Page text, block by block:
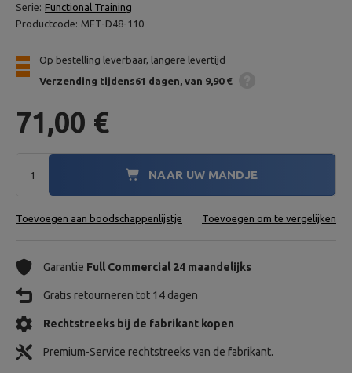
Serie: Functional Training
Productcode: MFT-D48-110
Op bestelling leverbaar, langere levertijd
Verzending tijdens61 dagen van 9,90 €
71,00 €
NAAR UW MANDJE
Toevoegen aan boodschappenlijstje Toevoegen om te vergelijken
Garantie Full Commercial 24 maandelijks
Gratis retourneren tot 14 dagen
Rechtstreeks bij de fabrikant kopen
Premium-Service rechtstreeks van de fabrikant.